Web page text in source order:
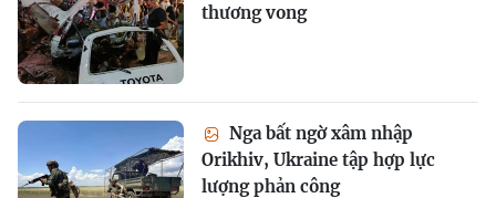
thương vong
Nga bất ngờ xâm nhập
Orikhiv, Ukraine tập hợp lực
lượng phản công